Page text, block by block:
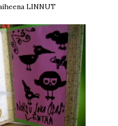
LINNUT